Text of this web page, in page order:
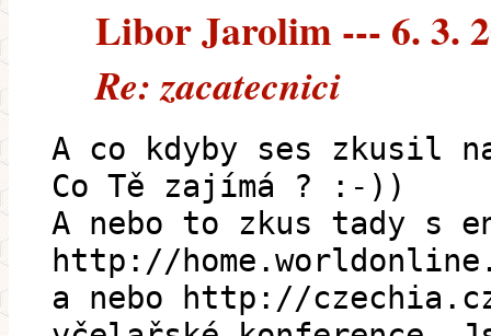
Libor Jarolim --- 6. 3.
Re: zacatecnici
A co kdyby ses zkusil
Co Tě zajímá ? :-))
A nebo to zkus tady s
http://
a nebo http://